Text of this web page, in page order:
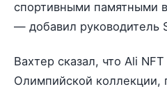
спортивными памятными
— добавил руководитель
Вахтер сказал, что Ali
Олимпийской коллекции,